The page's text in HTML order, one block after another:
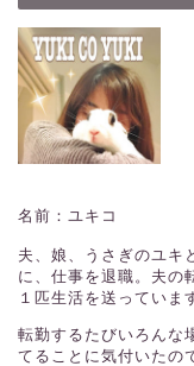
名前：ユキコ
夫、娘、うさぎのユキ
に、仕事を退職。夫の
１匹生活を送っていま
転勤するたびいろんな
てることに気付いたの